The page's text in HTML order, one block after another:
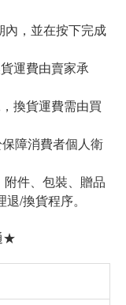
，並在按下完成
運費由賣家承
換貨運費需由買
障消費者個人衛
件、包裝、贈品
/換貨程序。
★